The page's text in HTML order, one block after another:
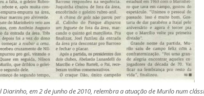
Diarinho, em 2 de junho de 2010, relembra a atuação de Murilo num